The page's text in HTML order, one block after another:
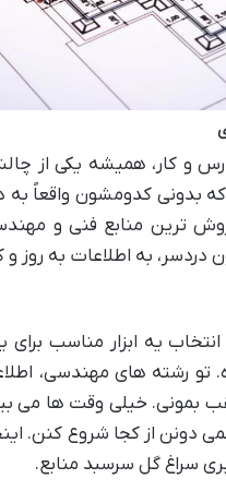
درس و کار، همیشه یکی از
بدونی کدومشون واقعاً
ترین منابع فنی و
به اطلاعات به روز و
یه ابزار مناسب برای
رشته های مهندسی،
عقب بمونی. خیلی وقت ها
دونن از کجا شروع کنن.
سراغ گل سرسبد منابع.